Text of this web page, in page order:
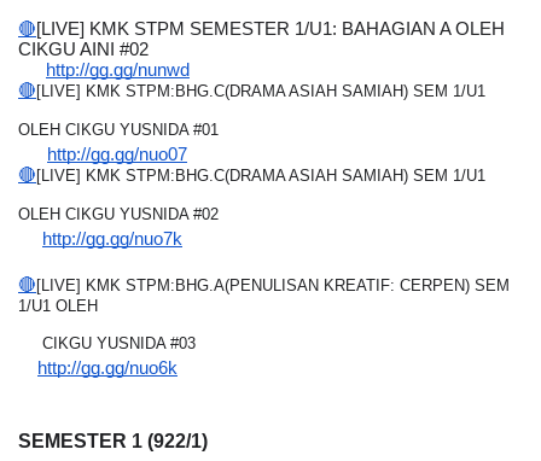
🔴[LIVE] KMK STPM SEMESTER 1/U1: BAHAGIAN A OLEH
CIKGU AINI #02
http://gg.gg/nunwd
🔴 [LIVE] KMK STPM:BHG.C(DRAMA ASIAH SAMIAH) SEM 1/U1
OLEH CIKGU YUSNIDA #01
http://gg.gg/nuo07
🔴 [LIVE] KMK STPM:BHG.C(DRAMA ASIAH SAMIAH) SEM 1/U1
OLEH CIKGU YUSNIDA #02
http://gg.gg/nuo7k
🔴 [LIVE] KMK STPM:BHG.A(PENULISAN KREATIF: CERPEN) SEM
1/U1 OLEH
CIKGU YUSNIDA #03
http://gg.gg/nuo6k
SEMESTER 1 (922/1)